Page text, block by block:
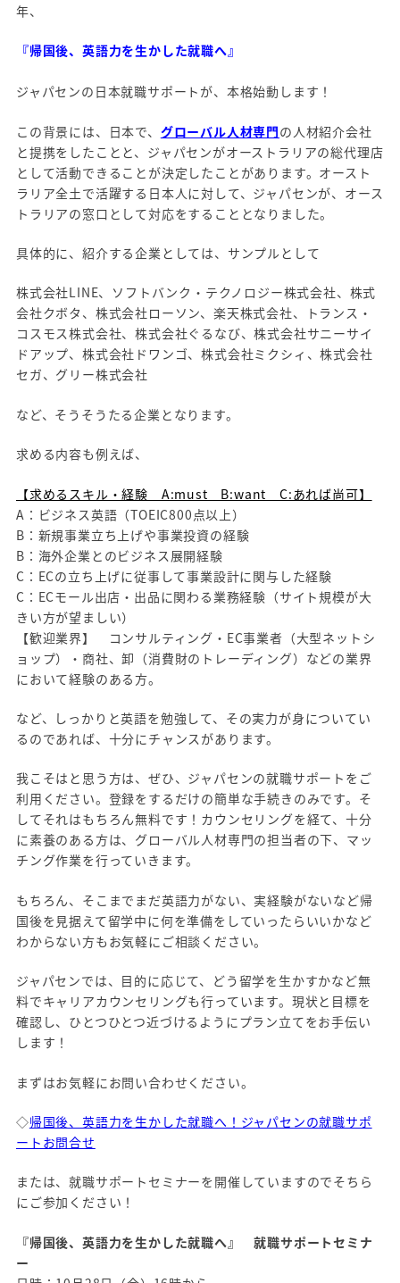
年、
『帰国後、英語力を生かした就職へ』
ジャパセンの日本就職サポートが、本格始動します！
この背景には、日本で、 グローバル人材専門の人材紹介会社
と提携をしたことと、ジャパセンがオーストラリアの総代理店
として活動できることが決定したことがあります。オースト
ラリア全土で活躍する日本人に対して、ジャパセンが、オース
トラリアの窓口として対応をすることとなりました。
具体的に、紹介する企業としては、サンプルとして
株式会社LINE、ソフトバンク・テクノロジー株式会社、株式
会社クボタ、株式会社ローソン、楽天株式会社、トランス・
コスモス株式会社、株式会社ぐるなび、株式会社サニーサイ
ドアップ、株式会社ドワンゴ、株式会社ミクシィ、株式会社
セガ、グリー株式会社
など、そうそうたる企業となります。
求める内容も例えば、
【求めるスキル・経験 A:must B:want C:あれば尚可】
A：ビジネス英語（TOEIC800点以上）
B：新規事業立ち上げや事業投資の経験
B：海外企業とのビジネス展開経験
C：ECの立ち上げに従事して事業設計に関与した経験
C：ECモール出店・出品に関わる業務経験（サイト規模が大
きい方が望ましい）
【歓迎業界】 コンサルティング・EC事業者（大型ネットシ
ョップ）・商社、卸（消費財のトレーディング）などの業界
において経験のある方。
など、しっかりと英語を勉強して、その実力が身についてい
るのであれば、十分にチャンスがあります。
我こそはと思う方は、ぜひ、ジャパセンの就職サポートをご
利用ください。登録をするだけの簡単な手続きのみです。そ
してそれはもちろん無料です！カウンセリングを経て、十分
に素養のある方は、グローバル人材専門の担当者の下、マッ
チング作業を行っていきます。
もちろん、そこまでまだ英語力がない、実経験がないなど帰
国後を見据えて留学中に何を準備をしていったらいいかなど
わからない方もお気軽にご相談ください。
ジャパセンでは、目的に応じて、どう留学を生かすかなど無
料でキャリアカウンセリングも行っています。現状と目標を
確認し、ひとつひとつ近づけるようにプラン立てをお手伝い
します！
まずはお気軽にお問い合わせください。
◇帰国後、英語力を生かした就職へ！ジャパセンの就職サポ
ートお問合せ
または、就職サポートセミナーを開催していますのでそちら
にご参加ください！
『帰国後、英語力を生かした就職へ』 就職サポートセミナ
ー